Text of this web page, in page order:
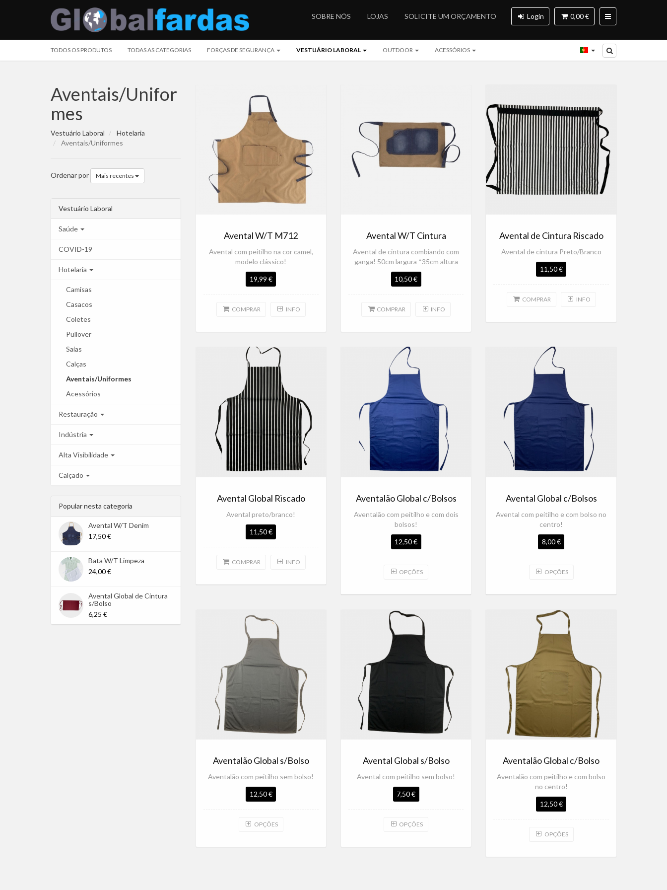
SOBRE NÓS LOJAS SOLICITE UM ORÇAMENTO Login 0,00 €
TODOS OS PRODUTOS TODAS AS CATEGORIAS FORÇAS DE SEGURANÇA VESTUÁRIO LABORAL OUTDOOR ACESSÓRIOS
Aventais/Unifor
mes
Vestuário Laboral
Hotelaria
Aventais/Uniformes
Ordenar por Mais recentes
Vestuário Laboral
Saúde
COVID-19
Hotelaria
Camisas
Casacos
Coletes
Pullover
Saias
Calças
Aventais/Uniformes
Acessórios
Restauração
Indústria
Alta Visibilidade
Calçado
Popular nesta categoria
Avental W/T Denim
17,50 €
Bata W/T Limpeza
24,00 €
Avental Global de Cintura
s/Bolso
6,25 €
Avental W/T M712
Avental com peitilho na cor camel,
modelo clássico!
19,99 €
COMPRAR INFO
Avental W/T Cintura
Avental de cintura combiando com
ganga! 50cm largura *35cm altura
10,50 €
COMPRAR INFO
Avental de Cintura Riscado
Avental de cintura Preto/Branco
11,50 €
COMPRAR INFO
Avental Global Riscado
Avental preto/branco!
11,50 €
COMPRAR INFO
Aventalão Global c/Bolsos
Aventalão com peitilho e com dois
bolsos!
12,50 €
OPÇÕES
Avental Global c/Bolsos
Avental com peitilho e com bolso no
centro!
8,00 €
OPÇÕES
Aventalão Global s/Bolso
Aventalão com peitilho sem bolso!
12,50 €
OPÇÕES
Avental Global s/Bolso
Avental com peitilho sem bolso!
7,50 €
OPÇÕES
Aventalão Global c/Bolso
Aventalão com peitilho e com bolso
no centro!
12,50 €
OPÇÕES